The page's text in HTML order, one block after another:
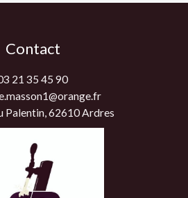
Contact
21 35 45 90
Palentin, 62610 Ardres